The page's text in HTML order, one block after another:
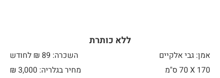
ללא כותרת
אמן: גבי אלקיים
השכרה: 89 ₪ לחודש
170 X
מחיר בגלריה: 3,000 ₪